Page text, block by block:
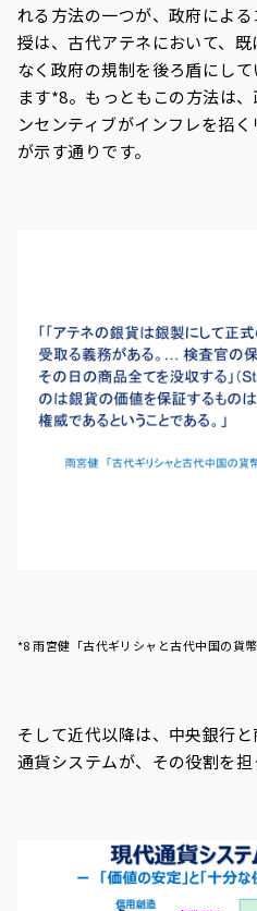
れる方法の一つが、政府によ
授は、古代アテネにおいて、
なく政府の規制を後ろ盾にし
ます*8。もっともこの方法は
ンセンティブがインフレを招
が示す通りです。
*8 雨宮健「古代ギリシャと古代中国の貨
そして近代以降は、中央銀行
通貨システムが、その役割を担